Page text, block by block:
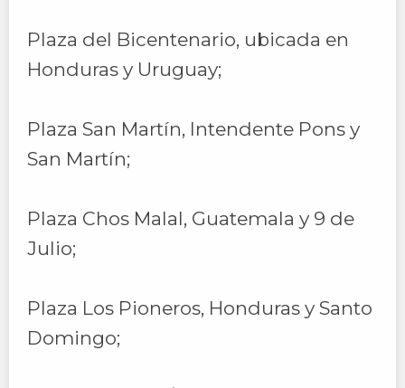
Plaza del Bicentenario, ubicada en
Honduras y Uruguay;
Plaza San Martín, Intendente Pons y
San Martín;
Plaza Chos Malal, Guatemala y 9 de
Julio;
Plaza Los Pioneros, Honduras y Santo
Domingo;